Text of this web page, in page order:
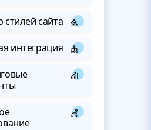
сайта
интеграция